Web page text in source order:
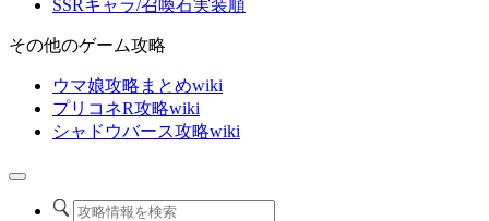
SSRキャラ/召喚石実装順
その他のゲーム攻略
ウマ娘攻略まとめwiki
プリコネR攻略wiki
シャドウバース攻略wiki